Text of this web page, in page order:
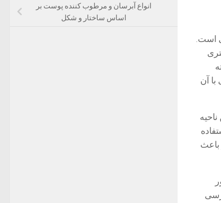
است.
آن
باعث
انواع آبرسان و مرطوب کننده پوست بر
اساس ساختار و شکل